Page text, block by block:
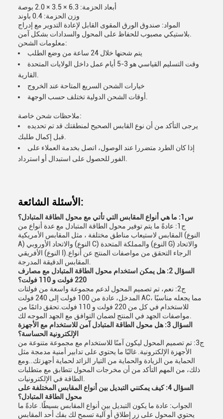
أبعاد الحزمة: 6.3 × 3.5 × 2.0 بوصة
وزن الحزمة: 0.4 باوند
المواد: صندوق الورق المقوى القابل لإعادة التدوير مع إدراج
معلومات الشحن:
يتم شحنها خلال 24 ساعة من وضع الطلب
وقت التسليم القياسي هو 3-5 أيام عمل داخل الولايات المتحدة
خيارات الشحن السريع المتاحة عند الخروج
ملاحظات شحن خاصة:
يرجى التأكد من أن نوع القابس الصحيح لمنطقتك قد تم تحديده
إذا كان الطرد متضررا عند الوصول، اتصل بخدمة العملاء على
الأسئلة الشائعة:
س1: ما هي أنواع المقابس التي تأتي مع محول الطاقة المتبادل؟
ج1: عادةً ما يتم توفير محول الطاقة المتبادل مع عدة أنواع من
المقابس لاستيعاب مناطق مختلفة ، مثل المقابس الأمريكية (النوع
A) والاتحاد الأوروبي (النوع C) والمملكة المتحدة (النوع G) والاتحاد
الأفريقي (النوع I).الرجاء التحقق من مواصفات المنتج عن أنواع
السؤال 2: هل يمكن استخدام محول الطاقة المتبادل مع مصارف
220 فولت و 110 فولت؟
ج2: نعم، تم تصميم المحول لدعم مجموعة واسعة من فولتات
المدخل، عادة من 100 فولت إلى 240 فولت AC، مما يجعله مناسبًا
للاستخدام في كل من 220 فولت و 110 فولت.تحقق دائمًا من
السؤال 3: هل محول الطاقة المتبادل آمن للاستخدام مع الأجهزة
الإلكترونية الحساسة؟
ج3: تم تصميم المحول ليكون آمنًا للاستخدام مع مجموعة متنوعة من
الأجهزة الإلكترونية. غالبًا ما يحتوي على تدابير أمنية مدمجة مثل
الحماية من الزيادة والحماية من التيار الزائد لحماية أجهزتك..ومع
ذلك، من المهم التأكد من أن مخرجات المحول تتطابق مع متطلبات
السؤال 4: كيف يمكنني التبديل بين أنواع المقابس المختلفة على
محول الطاقة المتبادل؟
الجواب: عادة ما يكون التبديل بين أنواع المقابس بسيطًا. عادةً ما
يحتوي المحول على زر إطلاق أو آلية تسمح لك بفك أحد المقابس